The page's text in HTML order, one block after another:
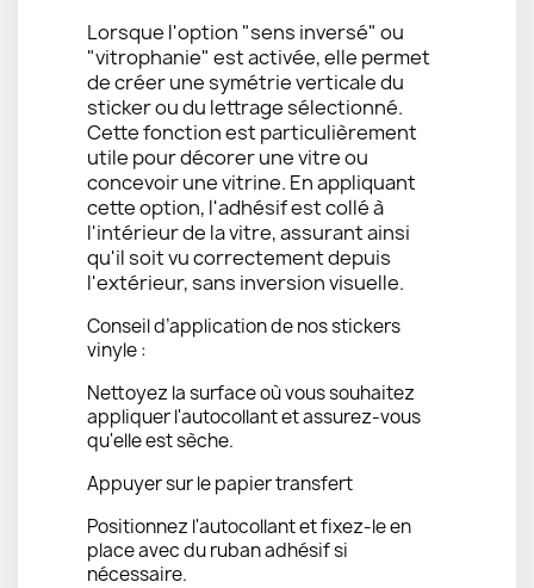
Lorsque l'option "sens inversé" ou
"vitrophanie" est activée, elle permet
de créer une symétrie verticale du
sticker ou du lettrage sélectionné.
Cette fonction est particulièrement
utile pour décorer une vitre ou
concevoir une vitrine. En appliquant
cette option, l'adhésif est collé à
l'intérieur de la vitre, assurant ainsi
qu'il soit vu correctement depuis
l'extérieur, sans inversion visuelle.
Conseil d’application de nos stickers
vinyle :
Nettoyez la surface où vous souhaitez
appliquer l'autocollant et assurez-vous
qu'elle est sèche.
Appuyer sur le papier transfert
Positionnez l'autocollant et fixez-le en
place avec du ruban adhésif si
nécessaire.